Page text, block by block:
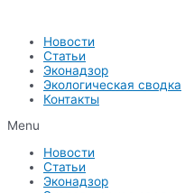
содержимому
Новости
Статьи
Эконадзор
Экологическая сводка
Контакты
Menu
Новости
Статьи
Эконадзор